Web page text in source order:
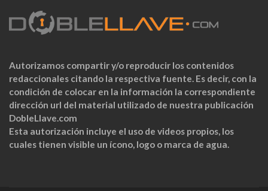
Autorizamos compartir y/o reproducir los contenidos
redaccionales citando la respectiva fuente. Es decir, con la
condición de colocar en la información la correspondiente
dirección url del material utilizado de nuestra publicación
DobleLlave.com
Esta autorización incluye el uso de videos propios, los
cuales tienen visible un ícono, logo o marca de agua.